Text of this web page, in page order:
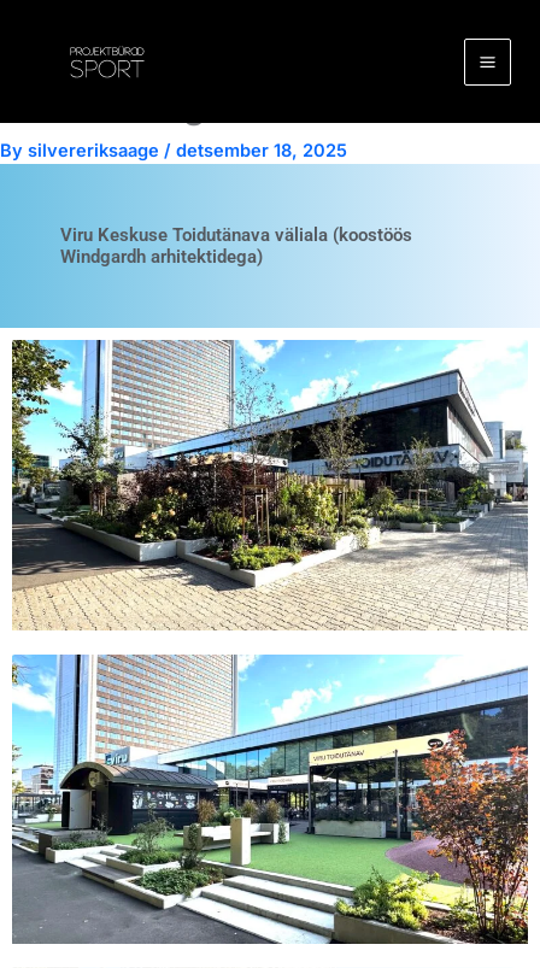
terrass (koostöös Windgardh
By silvereriksaage / detsember 18, 2025
Viru Keskuse Toidutänava väliala (koostöös
Windgardh arhitektidega)